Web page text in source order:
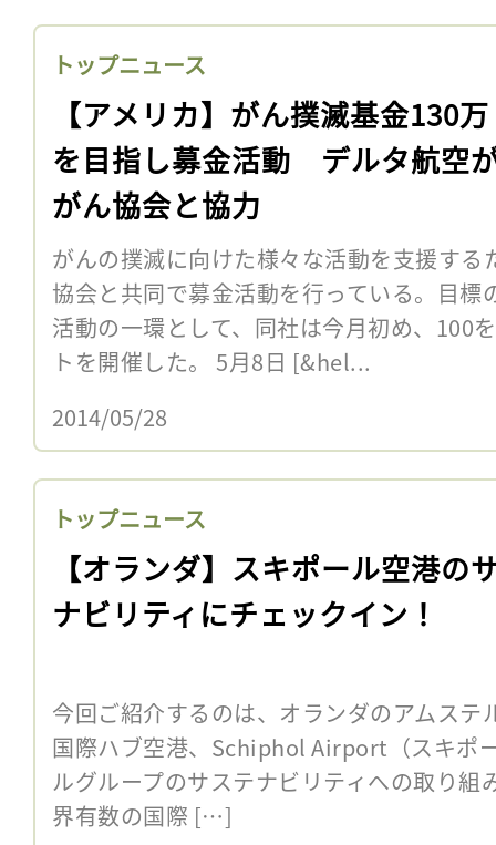
トップニュース
【アメリカ】がん撲滅基金130
を目指し募金活動 デルタ航空
がん協会と協力
がんの撲滅に向けた様々な活動を支援す
協会と共同で募金活動を行っている。目標
活動の一環として、同社は今月初め、100
トを開催した。 5月8日 [&hel...
2014/05/28
トップニュース
【オランダ】スキポール空港の
ナビリティにチェックイン！
今回ご紹介するのは、オランダのアムステ
国際ハブ空港、Schiphol Airport（スキポ
ルグループのサステナビリティへの取り組
界有数の国際 […]